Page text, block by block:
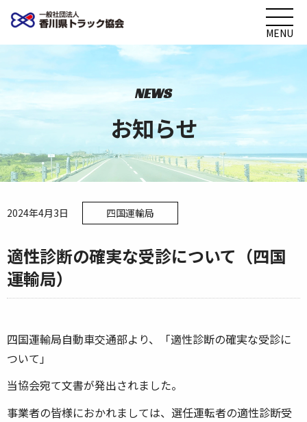
MENU
NEWS
お知らせ
2024年4月3日 四国運輸局
適性診断の確実な受診について（四国
運輸局）
四国運輸局自動車交通部より、「適性診断の確実な受診に
ついて」
当協会宛て文書が発出されました。
事業者の皆様におかれましては、選任運転者の適性診断受